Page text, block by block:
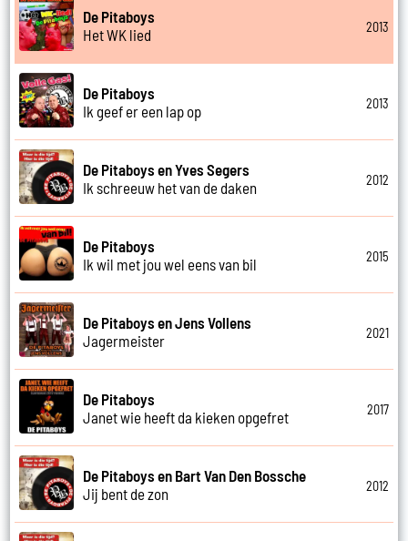
De Pitaboys
Het WK lied
2013
De Pitaboys
Ik geef er een lap op
2013
De Pitaboys en Yves Segers
Ik schreeuw het van de daken
2012
De Pitaboys
Ik wil met jou wel eens van bil
2015
De Pitaboys en Jens Vollens
Jagermeister
2021
De Pitaboys
Janet wie heeft da kieken opgefret
2017
De Pitaboys en Bart Van Den Bossche
Jij bent de zon
2012